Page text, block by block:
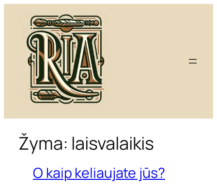
turinio
Žyma: laisvalaikis
O kaip keliaujate jūs?